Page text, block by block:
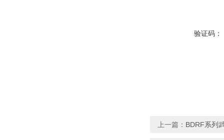
验证码：
上一篇： BDRF系列